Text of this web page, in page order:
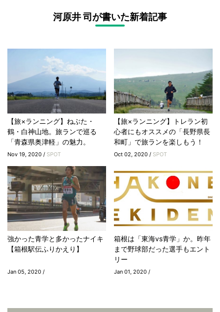
河原井 司が書いた新着記事
【旅×ランニング】ねぶた・
鶴・白神山地。旅ランで巡る
「青森県奥津軽」の魅力。
Nov 19, 2020 / SPOT
【旅×ランニング】トレラン初
心者にもオススメの「長野県長
和町」で旅ランを楽しもう！
Oct 02, 2020 / SPOT
強かった青学と多かったナイキ
【箱根駅伝ふりかえり】
Jan 05, 2020 /
箱根は「東海vs青学」か。昨年
まで野球部だった選手もエント
リー
Jan 01, 2020 /